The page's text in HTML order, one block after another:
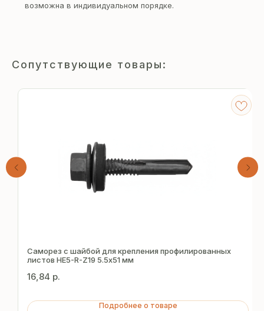
возможна в индивидуальном порядке.
Сопутствующие товары:
Саморез с шайбой для крепления профилированных
листов HE5-R-Z19 5.5х51 мм
16,84 р.
Подробнее о товаре
бесплатный расчёт
за 15 минут
Отправьте заявку — и получите